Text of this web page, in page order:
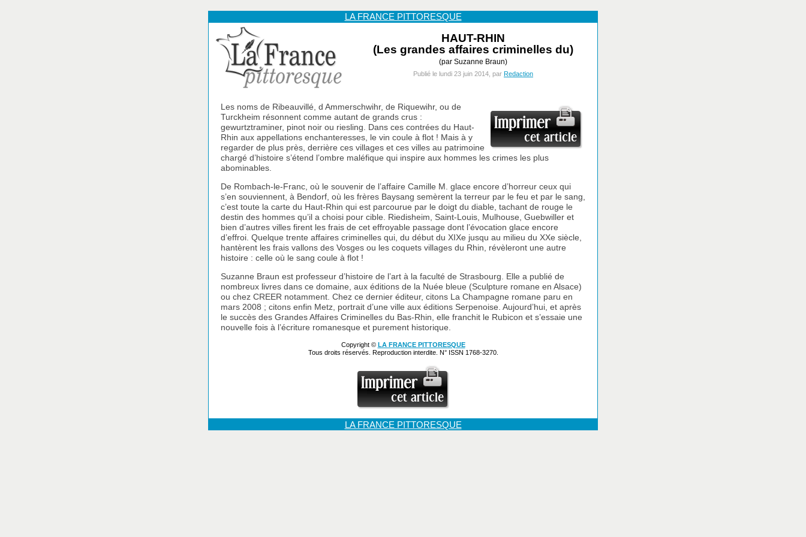
LA FRANCE PITTORESQUE
HAUT-RHIN
(Les grandes affaires criminelles du)
(par Suzanne Braun)
Publié le lundi 23 juin 2014, par Redaction
Les noms de Ribeauvillé, d Ammerschwihr, de Riquewihr, ou de
Turckheim résonnent comme autant de grands crus :
gewurtztraminer, pinot noir ou riesling. Dans ces contrées du Haut-
Rhin aux appellations enchanteresses, le vin coule à flot ! Mais à y
regarder de plus près, derrière ces villages et ces villes au patrimoine
chargé d’histoire s’étend l’ombre maléfique qui inspire aux hommes les crimes les plus
abominables.
De Rombach-le-Franc, où le souvenir de l’affaire Camille M. glace encore d’horreur ceux qui
s’en souviennent, à Bendorf, où les frères Baysang semèrent la terreur par le feu et par le sang,
c’est toute la carte du Haut-Rhin qui est parcourue par le doigt du diable, tachant de rouge le
destin des hommes qu’il a choisi pour cible. Riedisheim, Saint-Louis, Mulhouse, Guebwiller et
bien d’autres villes firent les frais de cet effroyable passage dont l’évocation glace encore
d’effroi. Quelque trente affaires criminelles qui, du début du XIXe jusqu au milieu du XXe siècle,
hantèrent les frais vallons des Vosges ou les coquets villages du Rhin, révèleront une autre
histoire : celle où le sang coule à flot !
Suzanne Braun est professeur d’histoire de l’art à la faculté de Strasbourg. Elle a publié de
nombreux livres dans ce domaine, aux éditions de la Nuée bleue (Sculpture romane en Alsace)
ou chez CREER notamment. Chez ce dernier éditeur, citons La Champagne romane paru en
mars 2008 ; citons enfin Metz, portrait d’une ville aux éditions Serpenoise. Aujourd’hui, et après
le succès des Grandes Affaires Criminelles du Bas-Rhin, elle franchit le Rubicon et s’essaie une
nouvelle fois à l’écriture romanesque et purement historique.
Copyright © LA FRANCE PITTORESQUE
Tous droits réservés. Reproduction interdite. N° ISSN 1768-3270.
LA FRANCE PITTORESQUE